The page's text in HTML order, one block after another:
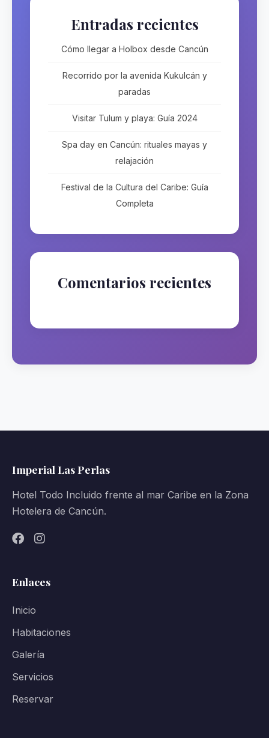
Entradas recientes
Cómo llegar a Holbox desde Cancún
Recorrido por la avenida Kukulcán y
paradas
Visitar Tulum y playa: Guía 2024
Spa day en Cancún: rituales mayas y
relajación
Festival de la Cultura del Caribe: Guía
Completa
Comentarios recientes
Imperial Las Perlas
Hotel Todo Incluido frente al mar Caribe en la Zona
Hotelera de Cancún.
Enlaces
Inicio
Habitaciones
Galería
Servicios
Reservar